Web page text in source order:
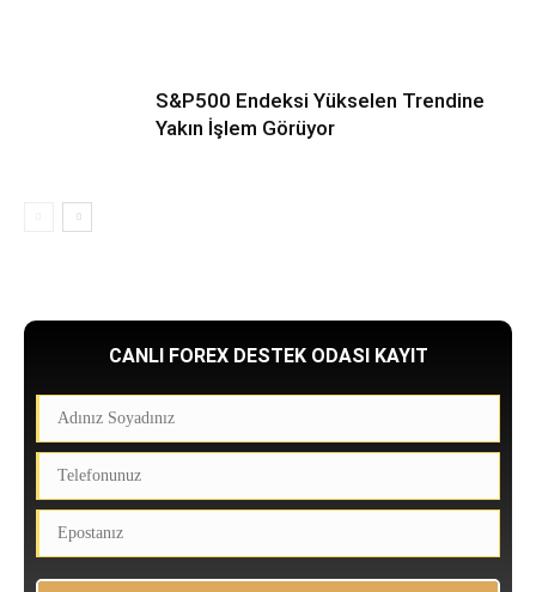
S&P500 Endeksi Yükselen Trendine
Yakın İşlem Görüyor
CANLI FOREX DESTEK ODASI KAYIT